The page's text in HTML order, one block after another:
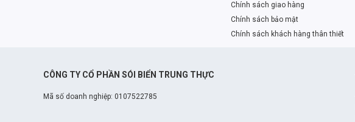
Chính sách giao hàng
Chính sách bảo mật
Chính sách khách hàng thân thiết
CÔNG TY CỔ PHẦN SÓI BIỂN TRUNG THỰC
Mã số doanh nghiệp: 0107522785